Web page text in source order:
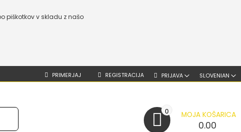
piškotkov v skladu z našo
SLOVENIAN
PRIMERJAJ PRIJAVA
REGISTRACIJA
MOJA KOŠARICA
0.00
0